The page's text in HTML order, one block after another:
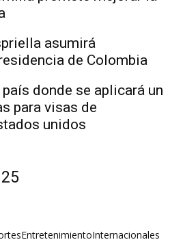
asumirá
de Colombia
donde se aplicará un
para visas de
unidos
EntretenimientoInternacionales